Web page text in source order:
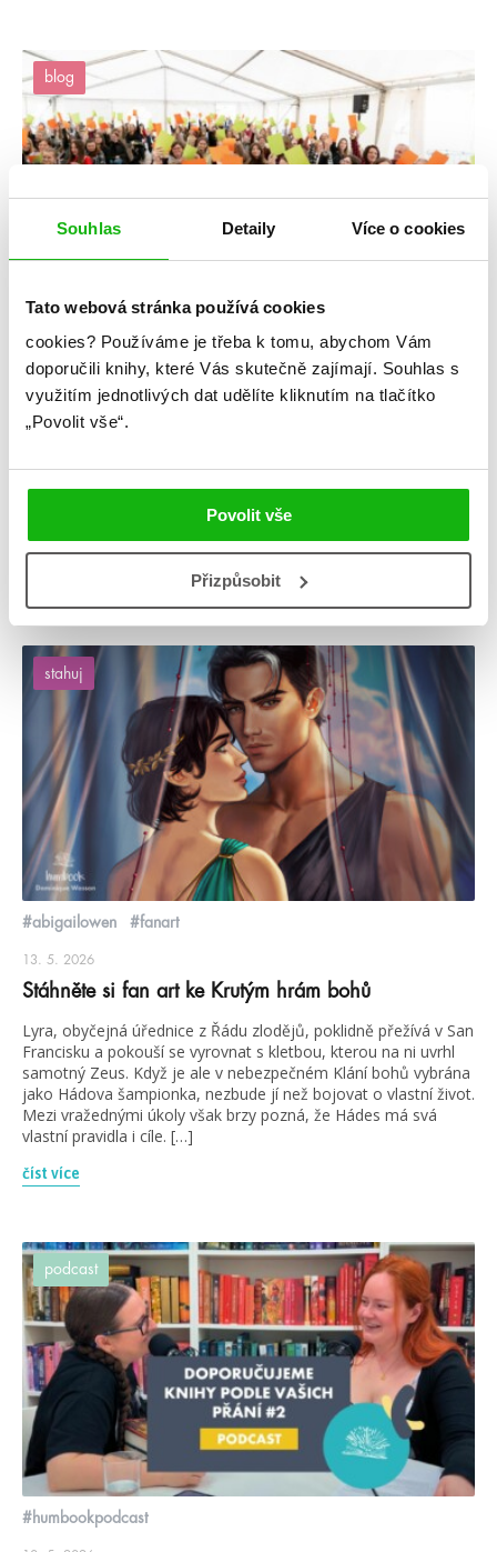
Souhlas Detaily Více o cookies
Tato webová stránka používá cookies
cookies? Používáme je třeba k tomu, abychom Vám
doporučili knihy, které Vás skutečně zajímají. Souhlas s
využitím jednotlivých dat udělíte kliknutím na tlačítko
„Povolit vše“.
Povolit vše
Přizpůsobit
blog
20. 5. 2026
Fotky z HumbookStage na Světě knihy 2026
V sobotu 16. května se v rámci Světa knihy uskutečnil další
vámi ten nejlepší zážitek. Pokud byste chtěli nějakou fotku
přesdílet, hodit na svůj Insta apod., nezapomeňte
označit @humbook a fotografa: Lukáš Měrka
(@lukasmerkaphotos).
stahuj
#abigailowen #fanart
13. 5. 2026
Stáhněte si fan art ke Krutým hrám bohů
Lyra, obyčejná úřednice z Řádu zlodějů, poklidně přežívá v San
Francisku a pokouší se vyrovnat s kletbou, kterou na ni uvrhl
samotný Zeus. Když je ale v nebezpečném Klání bohů vybrána
jako Hádova šampionka, nezbude jí než bojovat o vlastní život.
Mezi vražednými úkoly však brzy pozná, že Hádes má svá
vlastní pravidla i cíle. […]
číst více
podcast
#humbookpodcast